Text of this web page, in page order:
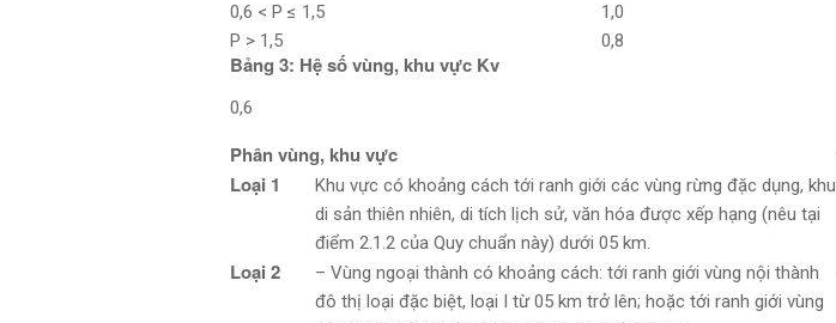
0,6 < P ≤ 1,5
1,0
P > 1,5
0,8
Bảng 3: Hệ số vùng, khu vực Kv
0,6
Phân vùng, khu vực
Loại 1
Khu vực có khoảng cách tới ranh giới các vùng rừng đặc dụng, khu
di sản thiên nhiên, di tích lịch sử, văn hóa được xếp hạng (nêu tại
điểm 2.1.2 của Quy chuẩn này) dưới 05 km.
Loại 2
– Vùng ngoại thành có khoảng cách: tới ranh giới vùng nội thành
đô thị loại đặc biệt, loại I từ 05 km trở lên; hoặc tới ranh giới vùng